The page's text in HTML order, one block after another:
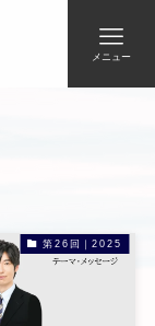
メニュー
第26回｜2025